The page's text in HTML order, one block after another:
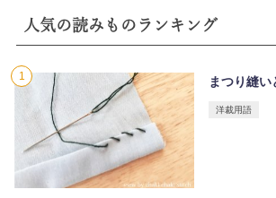
人気の読みものランキング
まつり縫い
洋裁用語